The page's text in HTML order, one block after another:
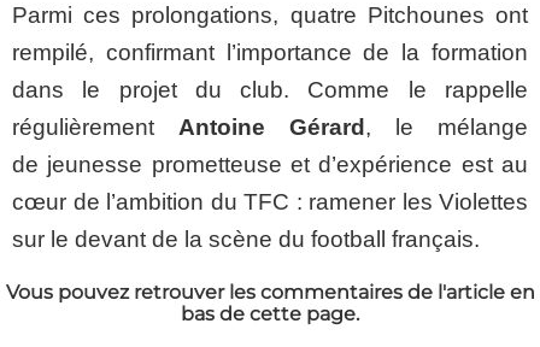
Parmi ces prolongations, quatre Pitchounes ont
rempilé, confirmant l’importance de la formation
dans le projet du club. Comme le rappelle
régulièrement Antoine Gérard, le mélange
de jeunesse prometteuse et d’expérience est au
cœur de l’ambition du TFC : ramener les Violettes
sur le devant de la scène du football français.
Vous pouvez retrouver les commentaires de l'article en
bas de cette page.